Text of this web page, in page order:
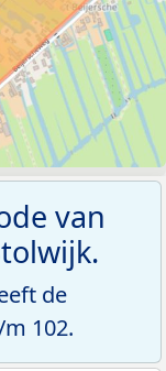
van
de
102.